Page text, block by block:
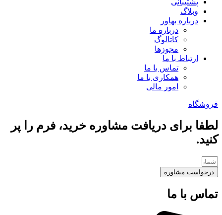
پشتیبانی
وبلاگ
درباره بهاور
درباره ما
کاتالوگ
مجوزها
ارتباط با ما
تماس با ما
همکاری با ما
امور مالی
فروشگاه
لطفا برای دریافت مشاوره خرید، فرم را پر
کنید.
درخواست مشاوره
تماس با ما